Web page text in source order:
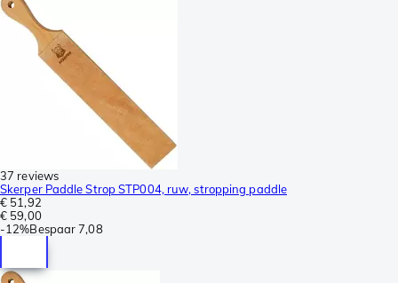
37 reviews
Skerper Paddle Strop STP004, ruw, stropping paddle
€ 51,92
€ 59,00
-12%Bespaar 7,08